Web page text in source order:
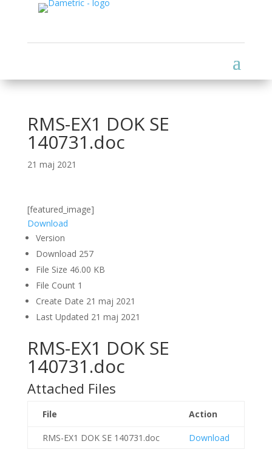
RMS-EX1 DOK SE
140731.doc
21 maj 2021
[featured_image]
Download
Version
Download 257
File Size 46.00 KB
File Count 1
Create Date 21 maj 2021
Last Updated 21 maj 2021
RMS-EX1 DOK SE
140731.doc
Attached Files
File Action
RMS-EX1 DOK SE 140731.doc Download